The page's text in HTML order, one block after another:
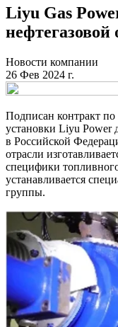
Liyu Gas
Новости компании
26 Фев 2024 г.
Подписан контракт
установки Liyu Power
в Российской
отрасли
специфики
устанавливается
группы.